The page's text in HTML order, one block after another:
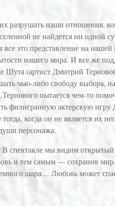
разрушать наши отношения,
не найдется ни одной
это представление на
нашего мира. И все же
Шута (артист Дмитрий
чью-либо свободу выбора,
пытается чем-то
филигранную актерскую
когда он не является их
персонажа.
мы видим открытый
и тем самым — сохранив
шара… Любовь может